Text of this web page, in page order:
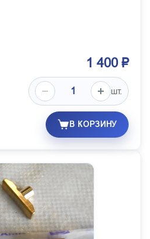
1 400 ₽
шт.
В КОРЗИНУ